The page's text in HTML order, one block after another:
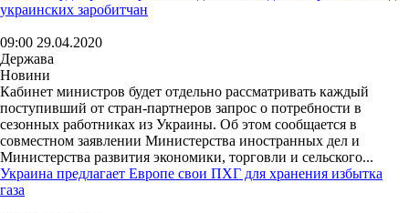
украинских заробитчан
09:00 29.04.2020
Держава
Новини
Кабинет министров будет отдельно рассматривать каждый
поступивший от стран-партнеров запрос о потребности в
сезонных работниках из Украины. Об этом сообщается в
совместном заявлении Министерства иностранных дел и
Министерства развития экономики, торговли и сельского...
Украина предлагает Европе свои ПХГ для хранения избытка
газа